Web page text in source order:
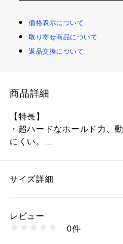
価格表示について
取り寄せ商品について
返品交換について
商品詳細
【特長】
・超ハードなホールド力、
にくい。
・ヘアカラーの褪色を防止し
【使用方法】
・・はじめにご使用のとき
性別：レディース
商品番号：
4989793923979 （ショップ）
サイズ詳細
レビュー
0件